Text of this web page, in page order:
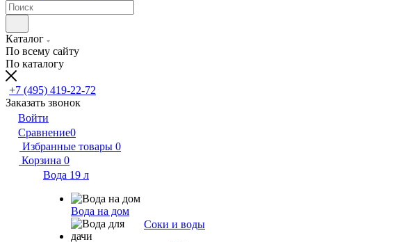
Каталог
По всему сайту
По каталогу
+7 (495) 419-22-72
Заказать звонок
Войти
Сравнение0
Избранные товары 0
Корзина 0
Вода 19 л
Вода на дом
Соки и воды